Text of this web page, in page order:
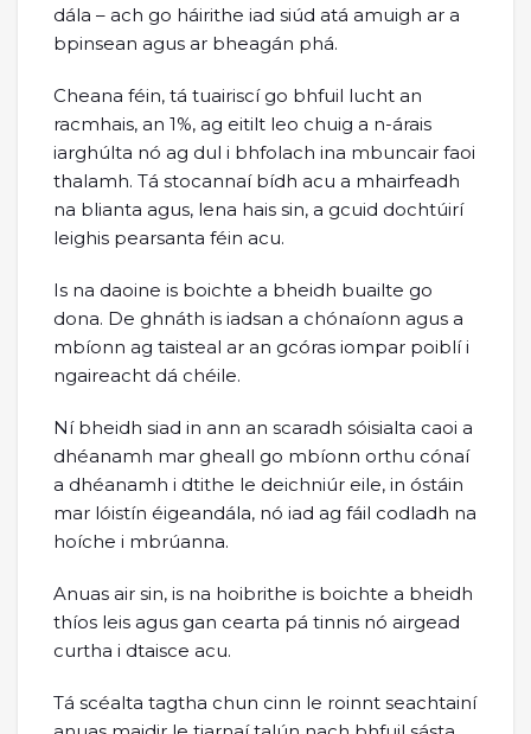
dála – ach go háirithe iad siúd atá amuigh ar a
bpinsean agus ar bheagán phá.
Cheana féin, tá tuairiscí go bhfuil lucht an
racmhais, an 1%, ag eitilt leo chuig a n-árais
iarghúlta nó ag dul i bhfolach ina mbuncair faoi
thalamh. Tá stocannaí bídh acu a mhairfeadh
na blianta agus, lena hais sin, a gcuid dochtúirí
leighis pearsanta féin acu.
Is na daoine is boichte a bheidh buailte go
dona. De ghnáth is iadsan a chónaíonn agus a
mbíonn ag taisteal ar an gcóras iompar poiblí i
ngaireacht dá chéile.
Ní bheidh siad in ann an scaradh sóisialta caoi a
dhéanamh mar gheall go mbíonn orthu cónaí
a dhéanamh i dtithe le deichniúr eile, in óstáin
mar lóistín éigeandála, nó iad ag fáil codladh na
hoíche i mbrúanna.
Anuas air sin, is na hoibrithe is boichte a bheidh
thíos leis agus gan cearta pá tinnis nó airgead
curtha i dtaisce acu.
Tá scéalta tagtha chun cinn le roinnt seachtainí